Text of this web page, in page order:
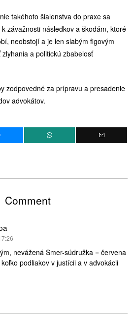
takéhoto šialenstva do praxe sa
závažnosti následkov a škodám, ktoré
neobstojí a je len slabým figovým
a politickú zbabelosť
zodpovedné za prípravu a presadenie
advokátov.
Comment
nevážená Smer-súdružka = červena
podliakov v justícii a v advokácii